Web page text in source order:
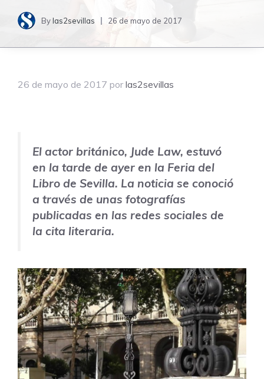
Bylas2sevillas 26 de mayo de 2017
26 de mayo de 2017 por las2sevillas
El actor británico, Jude Law, estuvó
en la tarde de ayer en la Feria del
Libro de Sevilla. La noticia se conoció
a través de unas fotografías
publicadas en las redes sociales de
la cita literaria.